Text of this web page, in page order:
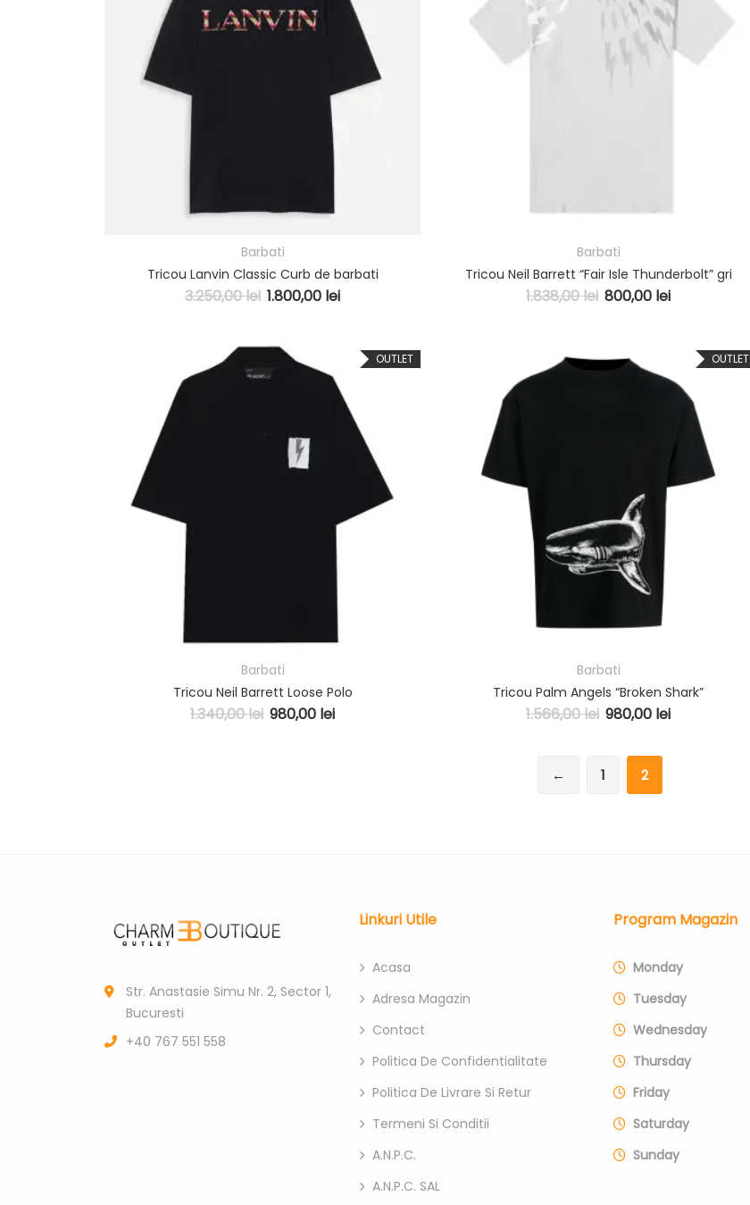
Barbati
Tricou Lanvin Classic Curb de barbati
3.250,00lei 1.800,00 lei
Barbati
Tricou Neil Barrett “Fair Isle Thunderbolt” gri
1.838,00lei 800,00 lei
OUTLET
Barbati
Tricou Neil Barrett Loose Polo
1.340,00lei 980,00 lei
OUTLET
Barbati
Tricou Palm Angels “Broken Shark”
1.566,00lei 980,00 lei
← 1 2
Str. Anastasie Simu Nr. 2, Sector 1,
Bucuresti
+40 767 551 558
Linkuri Utile
Acasa
Adresa Magazin
Contact
Politica De Confidentialitate
Politica De Livrare Si Retur
Termeni Si Conditii
A.N.P.C.
A.N.P.C. SAL
Program Magazin
Monday
Tuesday
Wednesday
Thursday
Friday
Saturday
Sunday